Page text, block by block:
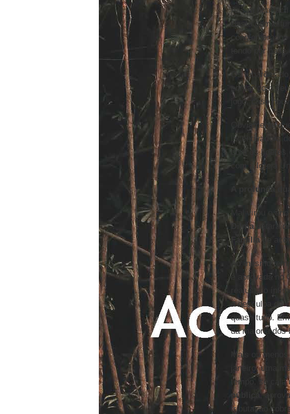
Assim fica fácil
Basta com
tendo por
Os tubarões
contar com
jogo, caso
Obviamente
incentivadora
com os
com a Igreja
A profunda
Mal virou o
Dilmavetara
Famíliade
Ao mesmo
é aprovada no
reajusta o
a desculpa de
quase tudo.
da maioria dos
Mais ou
janeiro, uma
tempo, se
pública
,
tributação